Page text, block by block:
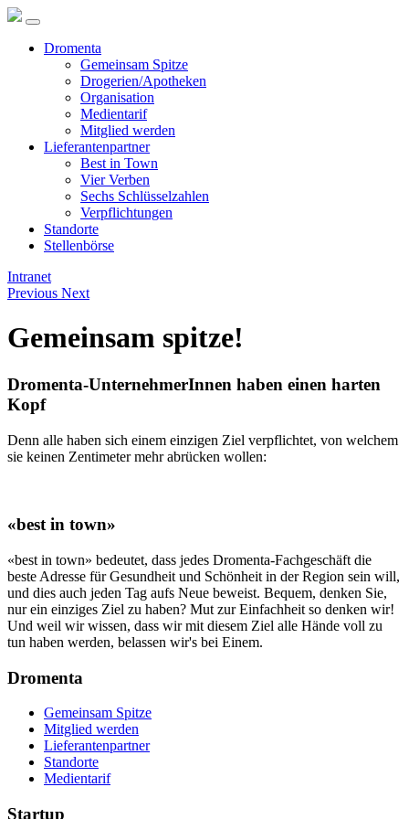
Dromenta
Gemeinsam Spitze
Drogerien/Apotheken
Organisation
Medientarif
Mitglied werden
Lieferantenpartner
Best in Town
Vier Verben
Sechs Schlüsselzahlen
Verpflichtungen
Standorte
Stellenbörse
Intranet
Previous Next
Gemeinsam spitze!
Dromenta-UnternehmerInnen haben einen harten
Kopf
Denn alle haben sich einem einzigen Ziel verpflichtet, von welchem
sie keinen Zentimeter mehr abrücken wollen:
«best in town»
«best in town» bedeutet, dass jedes Dromenta-Fachgeschäft die
beste Adresse für Gesundheit und Schönheit in der Region sein will,
und dies auch jeden Tag aufs Neue beweist. Bequem, denken Sie,
nur ein einziges Ziel zu haben? Mut zur Einfachheit so denken wir!
Und weil wir wissen, dass wir mit diesem Ziel alle Hände voll zu
tun haben werden, belassen wir's bei Einem.
Dromenta
Gemeinsam Spitze
Mitglied werden
Lieferantenpartner
Standorte
Medientarif
Startup